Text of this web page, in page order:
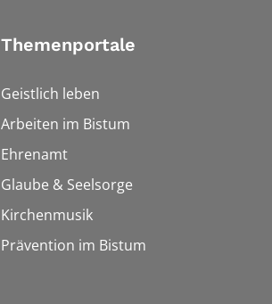
Themenportale
Geistlich leben
Arbeiten im Bistum
Ehrenamt
Glaube & Seelsorge
Kirchenmusik
Prävention im Bistum